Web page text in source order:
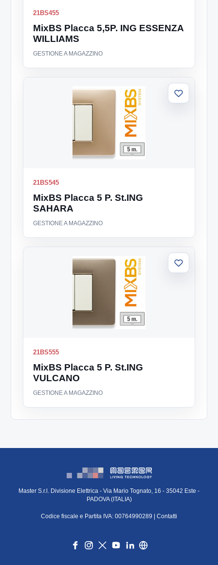
21BS455
MixBS Placca 5,5P. ING ESSENZA
WILLIAMS
GESTIONE A MAGAZZINO
21BS545
MixBS Placca 5 P. St.ING
SAHARA
GESTIONE A MAGAZZINO
Aggiungi
alla
21BS555
MixBS Placca 5 P. St.ING
VULCANO
GESTIONE A MAGAZZINO
Aggiungi
alla
Master S.r.l. Divisione Elettrica - Via Mario Tognato, 16 - 35042 Este -
PADOVA (ITALIA)
Codice fiscale e Partita IVA: 00764990289 | Contatti